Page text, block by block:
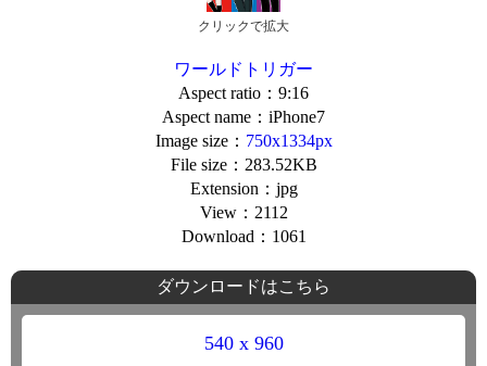
クリックで拡大
ワールドトリガー
Aspect ratio：9:16
Aspect name：iPhone7
Image size： 750x1334px
File size：283.52KB
Extension：jpg
View：2112
Download：1061
ダウンロードはこちら
540 x 960